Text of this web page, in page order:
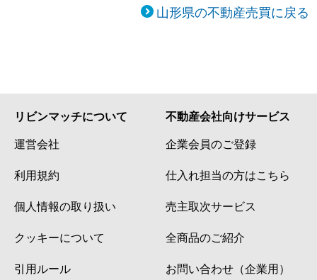
山形県の不動産売買に戻る
リビンマッチについて
運営会社
利用規約
個人情報の取り扱い
クッキーについて
引用ルール
不動産会社向けサービス
企業会員のご登録
仕入れ担当の方はこちら
売主取次サービス
全商品のご紹介
お問い合わせ（企業用）